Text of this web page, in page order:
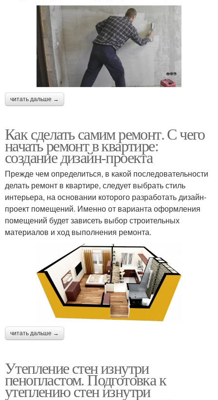
читать дальше →
Как сделать самим ремонт. С чего
начать ремонт в квартире:
создание дизайн-проекта
Прежде чем определиться, в какой последовательности
делать ремонт в квартире, следует выбрать стиль
интерьера, на основании которого разработать дизайн-
проект помещений. Именно от варианта оформления
помещений будет зависеть выбор строительных
материалов и ход выполнения ремонта.
читать дальше →
Утепление стен изнутри
пенопластом. Подготовка к
утеплению стен изнутри